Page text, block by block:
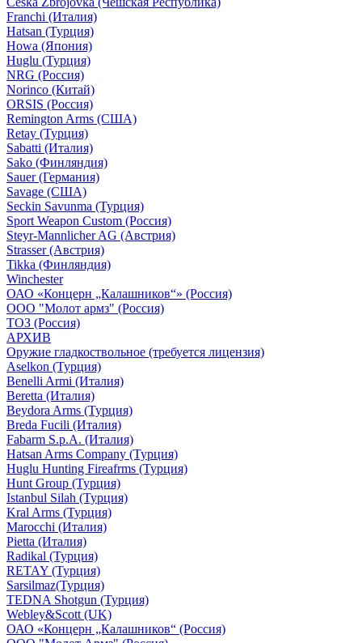
Franchi (Италия)
Hatsan (Турция)
Howa (Япония)
Huglu (Турция)
NRG (Россия)
Norinco (Китай)
ORSIS (Россия)
Remington Arms (США)
Retay (Турция)
Sabatti (Италия)
Sako (Финляндия)
Sauer (Германия)
Savage (США)
Seckin Savunma (Турция)
Sport Weapon Custom (Россия)
Steyr-Mannlicher AG (Австрия)
Strasser (Австрия)
Tikka (Финляндия)
Winchester
ОАО «Концерн „Калашников“» (Россия)
ООО "Молот армз" (Россия)
ТОЗ (Россия)
АРХИВ
Оружие гладкоствольное (требуется лицензия)
Aselkon (Турция)
Benelli Armi (Италия)
Beretta (Италия)
Beydora Arms (Турция)
Breda Fucili (Италия)
Fabarm S.p.A. (Италия)
Hatsan Arms Company (Турция)
Huglu Hunting Fireafrms (Турция)
Hunt Group (Турция)
Istanbul Silah (Турция)
Kral Arms (Турция)
Marocchi (Италия)
Pietta (Италия)
Radikal (Турция)
RETAY (Турция)
Sarsilmaz(Турция)
TEDNA Shotgun (Турция)
Webley&Scott (UK)
ОАО «Концерн „Калашников“ (Россия)